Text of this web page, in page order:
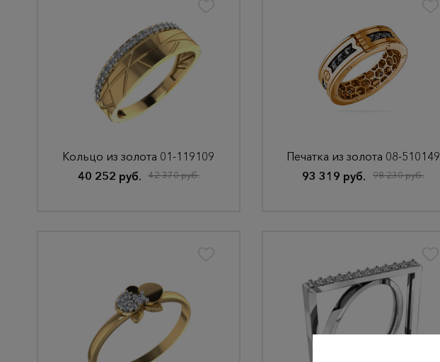
Кольцо из золота 01-119109
40 252 руб.
42 370 руб.
Печатка из золота 08-510149
93 319 руб.
98 230 руб.